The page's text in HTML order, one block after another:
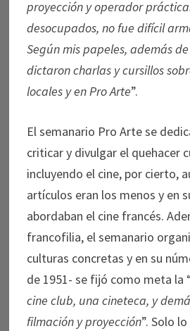
proyección y operador
desocupados, no fue difícil
Según mis papeles, además
dictaron charlas y cursillos
locales y en Pro Arte”.
El semanario Pro Arte se
criticar y divulgar el quehacer
incluyendo el cine, por cierto,
artículos eran los menos y en
abordaban el cine francés.
francofilia, el semanario
culturas concretas y en su
de 1951- se fijó como meta la
cine club, una cineteca, y
filmación y proyección”. Solo